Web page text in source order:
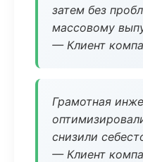
затем без
массовому
— Клиент
Грамотная
снизили
— Клиент